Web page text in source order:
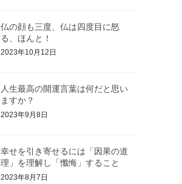
仏の顔も三度、仏は四度目に怒
る、ほんと！
2023年10月12日
人生最高の開運言葉は何だと思い
ますか？
2023年9月8日
幸せを引き寄せるには「因果の道
理」を理解し「懺悔」すること
2023年8月7日